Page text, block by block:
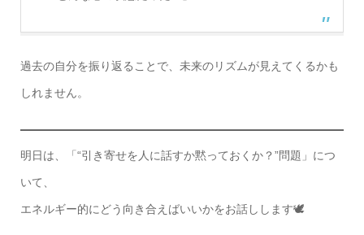
過去の自分を振り返ることで、未来のリズムが見えてくるかも
しれません。
明日は、「“引き寄せを人に話すか黙っておくか？”問題」につ
いて、
エネルギー的にどう向き合えばいいかをお話しします🕊️